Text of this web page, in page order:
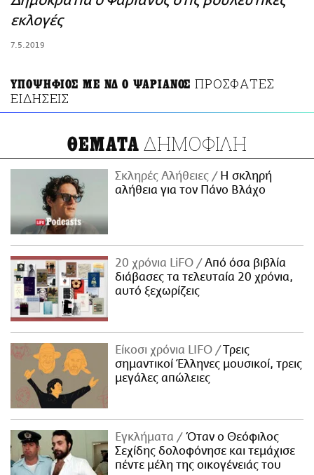
ΑΜΠΑ
εκλογές
7.5.2019
ΥΠΟΨΗΦΙΟΣ ΜΕ ΝΔ Ο ΨΑΡΙΑΝΟΣ ΠΡΟΣΦΑΤΕΣ
ΕΙΔΗΣΕΙΣ
ΘΕΜΑΤΑ ΔΗΜΟΦΙΛΗ
Σκληρές Αλήθειες
H σκληρή
αλήθεια για τον Πάνο Βλάχο
20 χρόνια LiFO
Από όσα βιβλία
διάβασες τα τελευταία 20 χρόνια,
αυτό ξεχωρίζεις
Είκοσι χρόνια LIFO
Tρεις
σημαντικοί Έλληνες μουσικοί, τρεις
μεγάλες απώλειες
Εγκλήματα
Όταν ο Θεόφιλος
Σεχίδης δολοφόνησε και τεμάχισε
πέντε μέλη της οικογένειάς του